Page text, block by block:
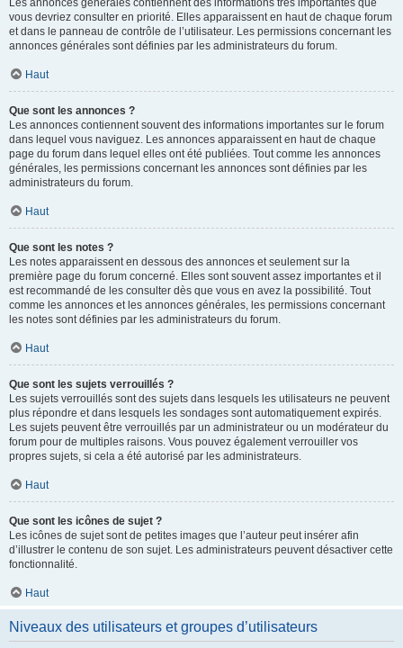
Les annonces générales contiennent des informations très importantes que
vous devriez consulter en priorité. Elles apparaissent en haut de chaque forum
et dans le panneau de contrôle de l’utilisateur. Les permissions concernant les
annonces générales sont définies par les administrateurs du forum.
Haut
Que sont les annonces ?
Les annonces contiennent souvent des informations importantes sur le forum
dans lequel vous naviguez. Les annonces apparaissent en haut de chaque
page du forum dans lequel elles ont été publiées. Tout comme les annonces
générales, les permissions concernant les annonces sont définies par les
administrateurs du forum.
Haut
Que sont les notes ?
Les notes apparaissent en dessous des annonces et seulement sur la
première page du forum concerné. Elles sont souvent assez importantes et il
est recommandé de les consulter dès que vous en avez la possibilité. Tout
comme les annonces et les annonces générales, les permissions concernant
les notes sont définies par les administrateurs du forum.
Haut
Que sont les sujets verrouillés ?
Les sujets verrouillés sont des sujets dans lesquels les utilisateurs ne peuvent
plus répondre et dans lesquels les sondages sont automatiquement expirés.
Les sujets peuvent être verrouillés par un administrateur ou un modérateur du
forum pour de multiples raisons. Vous pouvez également verrouiller vos
propres sujets, si cela a été autorisé par les administrateurs.
Haut
Que sont les icônes de sujet ?
Les icônes de sujet sont de petites images que l’auteur peut insérer afin
d’illustrer le contenu de son sujet. Les administrateurs peuvent désactiver cette
fonctionnalité.
Haut
Niveaux des utilisateurs et groupes d’utilisateurs